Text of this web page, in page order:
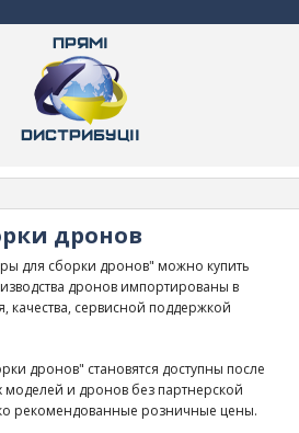
дронов
для сборки дронов" можно купить
дронов импортированы в
сервисной поддержкой
дронов" становятся доступны после
моделей и дронов без партнерской
рекомендованные розничные цены.